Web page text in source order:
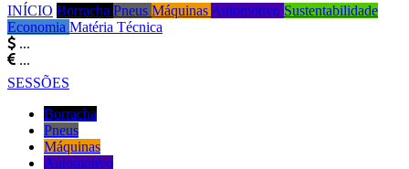
INÍCIO Borracha Pneus Máquinas Automotivo Sustentabilidade
Economia Matéria Técnica
...
...
SESSÕES
Borracha
Pneus
Máquinas
Automotivo